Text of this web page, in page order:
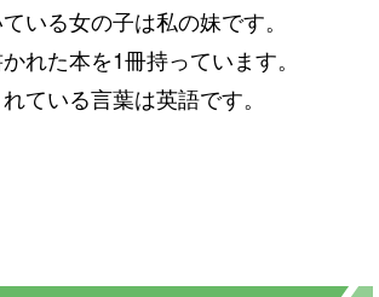
いる女の子は私の妹です。
れた本を1冊持っています。
ている言葉は英語です。